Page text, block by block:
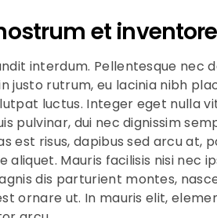
et
interdum. Pellentesque nec
justo rutrum, eu lacinia nibh
luctus. Integer eget nulla
pulvinar, dui nec dignissim
est risus, dapibus sed arcu at,
aliquet. Mauris facilisis nisi nec
dis parturient montes,
ornare ut. In mauris elit,